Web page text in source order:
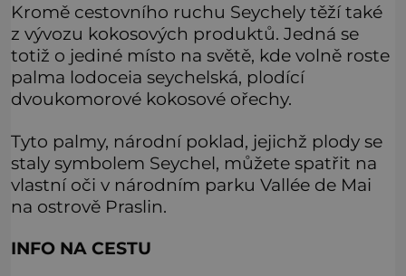
Kromě cestovního ruchu Seychely těží také
z vývozu kokosových produktů. Jedná se
totiž o jediné místo na světě, kde volně roste
palma lodoceia seychelská, plodící
dvoukomorové kokosové ořechy.
Tyto palmy, národní poklad, jejichž plody se
staly symbolem Seychel, můžete spatřit na
vlastní oči v národním parku Vallée de Mai
na ostrově Praslin.
INFO NA CESTU